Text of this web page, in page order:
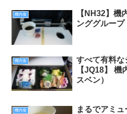
機内食
【NH32】
ンググループ
機内食
すべて有料な
【JQ18】 機
スベン）
機内食
まるでアミ